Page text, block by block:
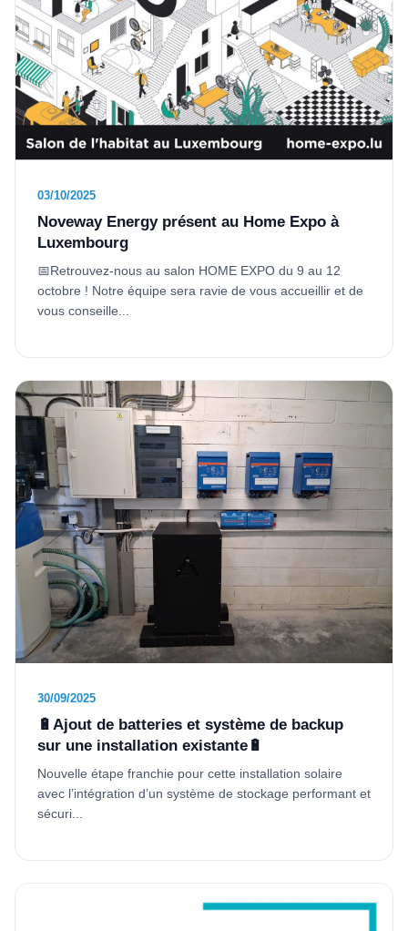
03/10/2025
Noveway Energy présent au Home Expo à
Luxembourg
📅Retrouvez-nous au salon HOME EXPO du 9 au 12
octobre ! Notre équipe sera ravie de vous accueillir et de
vous conseille...
30/09/2025
🔋Ajout de batteries et système de backup
sur une installation existante🔋
Nouvelle étape franchie pour cette installation solaire
avec l’intégration d’un système de stockage performant et
sécuri...